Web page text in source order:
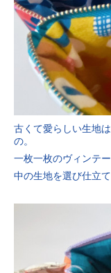
古くて愛らしい生地
の。
一枚一枚のヴィンテ
中の生地を選び仕立